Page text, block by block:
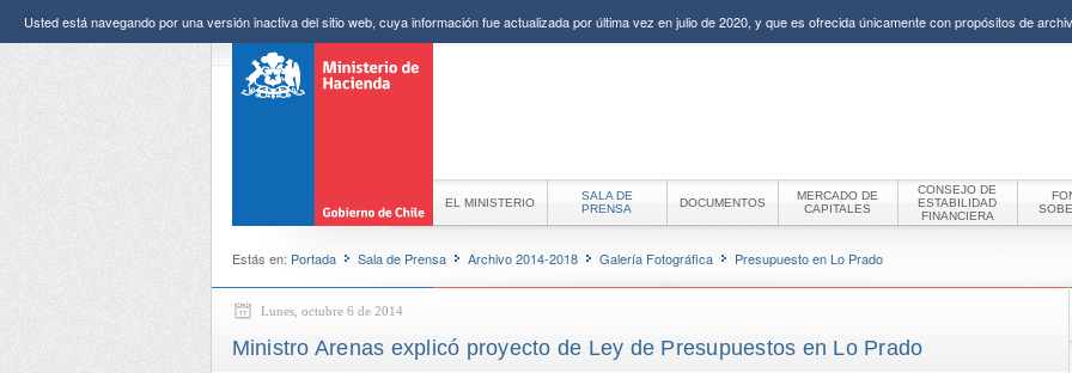
Usted está navegando por una versión inactiva del sitio web, cuya información fue actualizada por última vez en julio de 2020, y que es ofrecida únicamente con propósitos de
EL MINISTERIO
SALA DE
PRENSA
DOCUMENTOS
MERCADO DE
CAPITALES
CONSEJO DE
ESTABILIDAD
FINANCIERA
Estás en: Portada Sala de Prensa Archivo 2014-2018 Galería Fotográfica Presupuesto en Lo Prado
Lunes, octubre 6 de 2014
Ministro Arenas explicó proyecto de Ley de Presupuestos en Lo Prado